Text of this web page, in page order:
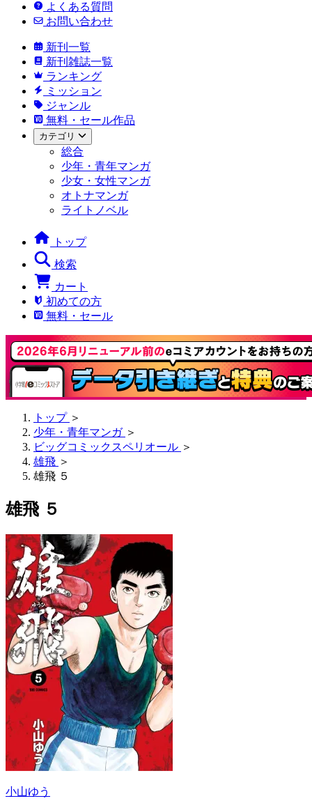
よくある質問
お問い合わせ
新刊一覧
新刊雑誌一覧
ランキング
ミッション
ジャンル
無料・セール作品
カテゴリ
総合
少年・青年マンガ
少女・女性マンガ
オトナマンガ
ライトノベル
トップ
検索
カート
初めての方
無料・セール
トップ ＞
少年・青年マンガ ＞
ビッグコミックスペリオール ＞
雄飛 ＞
雄飛 ５
雄飛 ５
小山ゆう